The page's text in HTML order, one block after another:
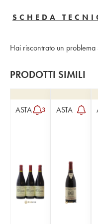
SCHEDA
Hai riscontrato un problema
PRODOTTI SIMILI
ASTA 3 ASTA